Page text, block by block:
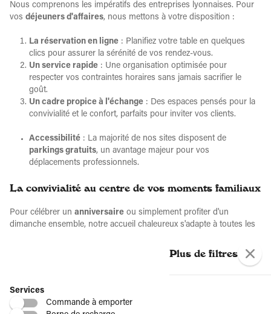
Plus de filtres
Services
Commande à emporter
Nous comprenons les impératifs des entreprises lyonnaises. Pour
vos déjeuners d'affaires, nous mettons à votre disposition :
La réservation en ligne : Planifiez votre table en quelques
clics pour assurer la sérénité de vos rendez-vous.
Un service rapide : Une organisation optimisée pour
respecter vos contraintes horaires sans jamais sacrifier le
goût.
Un cadre propice à l'échange : Des espaces pensés pour la
convivialité et le confort, parfaits pour inviter vos clients.
Accessibilité : La majorité de nos sites disposent de
parkings gratuits, un avantage majeur pour vos
déplacements professionnels.
La convivialité au centre de vos moments familiaux
Pour célébrer un anniversaire ou simplement profiter d'un
dimanche ensemble, notre accueil chaleureux s'adapte à toutes les
: Spécialement dédié aux enfants, ce menu
offre une portion équilibrée et ludique pour que les plus
jeunes découvrent les joies de la gastronomie italienne.
Repas de groupe : Nos salles permettent de recevoir de
grandes tablées dans une atmosphère joyeuse et